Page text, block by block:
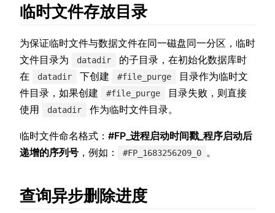
临时文件存放目录
为保证临时文件与数据文件在同一磁盘同一分区，临时
文件目录为
datadir
的子目录，在初始化数据库时
在
datadir 下创建 #file_purge
目录作为临时文
件目录，如果创建
#file_purge
目录失败，则直接
使用
datadir 作为临时文件目录。
临时文件命名格式： #FP_进程启动时间戳_程序启动后
递增的序列号 ，例如： #FP_1683256209_0 。
查询异步删除进度